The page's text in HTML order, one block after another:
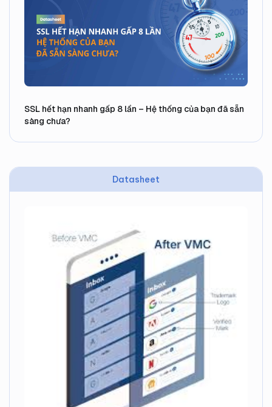
SSL hết hạn nhanh gấp 8 lần – Hệ thống của bạn đã sẵn
sàng chưa?
Datasheet